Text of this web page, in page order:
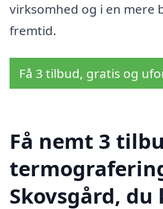
virksomhed og i en mere
fremtid.
Få 3 tilbud, gratis og
Få nemt 3
Skovsgård,